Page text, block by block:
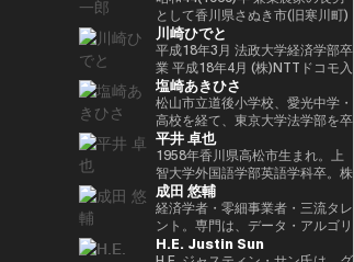
として香川県さぬき市(旧寒川町)
に生まれる 昭和63(1988)年 高松
高校卒業 平成5(1993)年 東京大
学法学部卒業、同年大蔵省入省
※1 平成9(1997)年 米国ハーバー
ド大学大学院(ケネディースクー
ル)修了 平成17(2005)年 財務省を
退職し、第44回衆院選に立候
補。70,177票を得るも惜敗 平成
21(2009)年 4年間の浪人生活を経
て、第45回衆院選で109,863票を
得て初当選 平成24(2012)年 第46
回衆院選で79,153票を得て2期目
当選 平成26(2014)年 第47回衆院
川崎ひでと
平成18年3月 法政大学経済学部卒
業 平成18年4月 (株)NTTドコモ入
社 平成29年8月 衆議院議員川崎
二郎秘書 令和3年10月 第49回衆
議院議員総選挙において初当選
令和6年10月 第50回衆議院議員
総選挙において2期目の当選 令和
6年11月 総務大臣政務官（第二次
石破内閣） 令和7年10月 デジタ
ル大臣政務官、内閣府大臣政務官
（第1次高市内閣） 令和8年2月
デジタル大臣政務官、内閣府大臣
塩崎あきひさ
松山市立道後小学校、愛光中学・
高校を経て、東京大学法学部を卒
業後、長島・大野・常松法律事務
所のパートナー弁護士。 2021
年、衆議院総選挙（愛媛1区）に
て初当選。元厚労大臣政務官。党
内では、副幹事長を経験した後、
国会対策副委員長に就任。インテ
リジェンス戦略本部、科学技術イ
平井 卓也
1958年香川県高松市生まれ。上
智大学外国語学部英語学科卒。株
式会社電通、西日本放送代表取締
役社長等を経て、2000年、第42
回衆議院選挙で初当選。以来、連
続10回当選。自民党経産・総務
成田 悠輔
経済学者・零細事業者・三流タレ
ント。専門は、データ・アルゴリ
ズム・ポエム・思想を組み合わせ
H.E. Justin Sun